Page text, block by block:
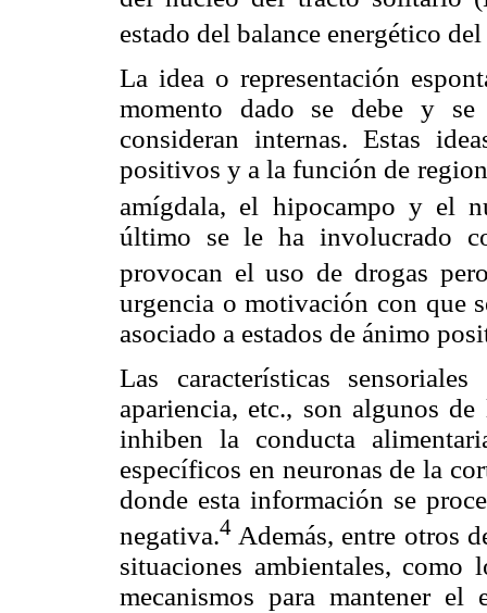
estado del balance energético
La idea o representación
momento dado se debe y se
consideran internas. Estas
positivos y a la función de
amígdala, el hipocampo y el
último se le ha involucrado
provocan el uso de drogas
urgencia o motivación con que
asociado a estados de ánimo
Las características
apariencia, etc., son algunos
inhiben la conducta
específicos en neuronas de la
donde esta información se
negativa.4 Además, entre otros
situaciones ambientales, como
mecanismos para mantener